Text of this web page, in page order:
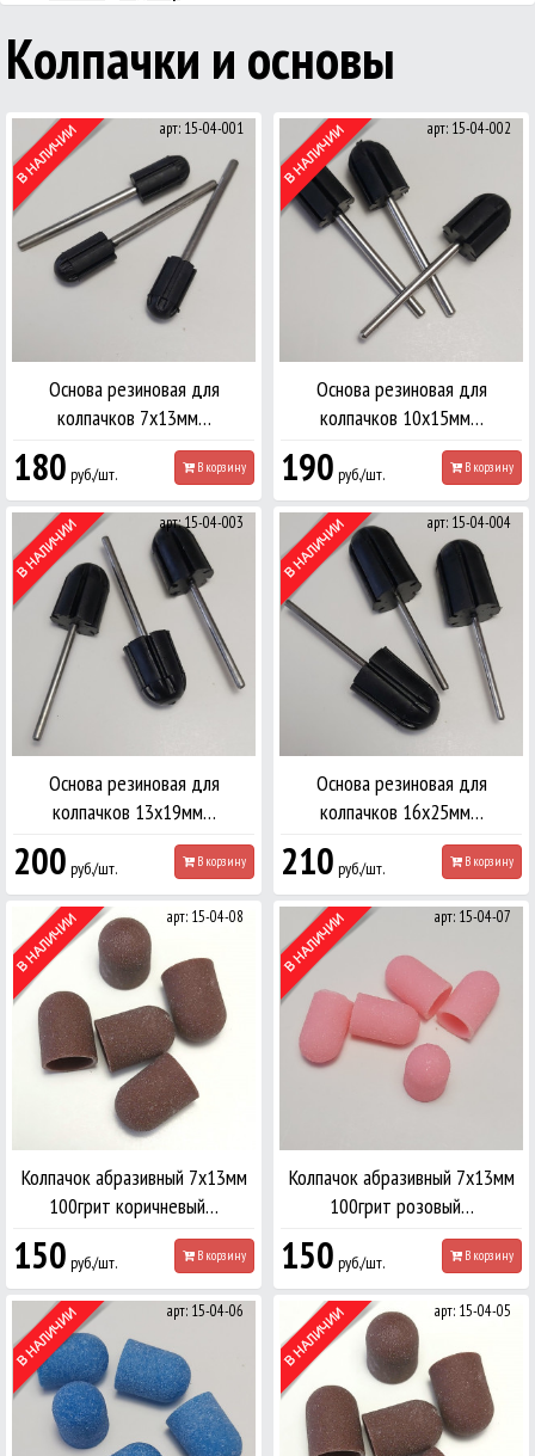
Колпачки и основы
арт: 15-04-001
Основа резиновая для
колпачков 7х13мм…
180 руб./шт. В корзину
арт: 15-04-002
Основа резиновая для
колпачков 10х15мм…
190 руб./шт. В корзину
арт: 15-04-003
Основа резиновая для
колпачков 13х19мм…
200 руб./шт. В корзину
арт: 15-04-004
Основа резиновая для
колпачков 16х25мм…
210 руб./шт. В корзину
арт: 15-04-08
Колпачок абразивный 7х13мм
100грит коричневый…
150 руб./шт. В корзину
арт: 15-04-07
Колпачок абразивный 7х13мм
100грит розовый…
150 руб./шт. В корзину
арт: 15-04-06 арт: 15-04-05